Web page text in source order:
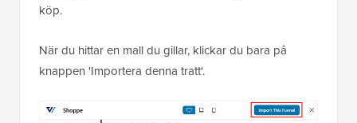
köp.
När du hittar en mall du gillar, klickar du bara på
knappen 'Importera denna tratt'.